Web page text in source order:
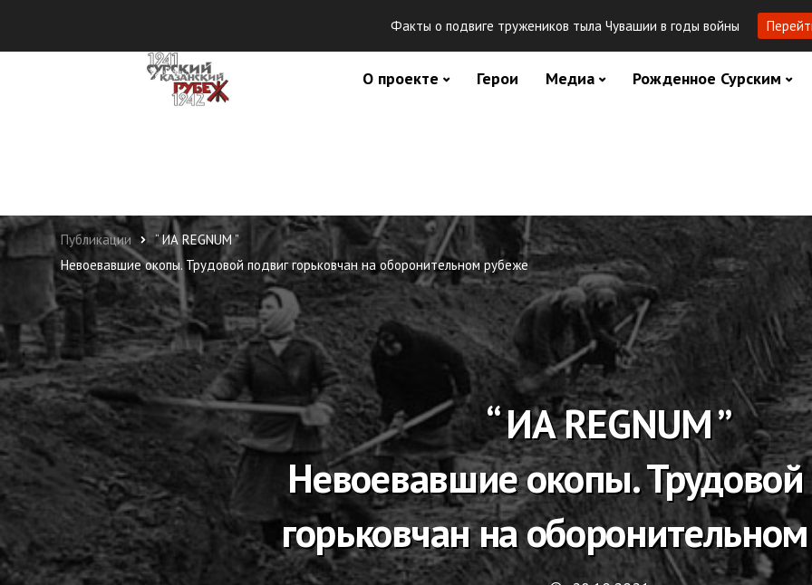
О проекте Герои Медиа Рожденное Сурским
Публикации
“ ИА REGNUM ”
Невоевавшие окопы. Трудовой подвиг горьковчан на оборонительном рубеже
“ ИА REGNUM ”
Невоевавшие окопы.
горьковчан на
Факты о подвиге тружеников тыла Чувашии в годы войны